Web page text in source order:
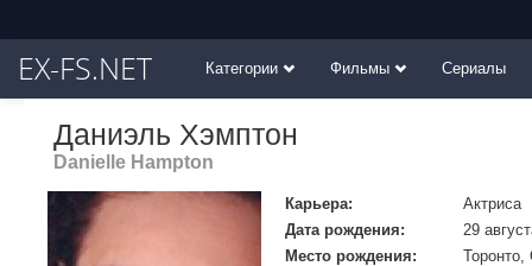
EX-FS.NET Категории Фильмы Сериалы
Даниэль Хэмптон
Danielle Hampton
Карьера:
Актриса
Дата рождения:
29
Место рождения:
Торонто,